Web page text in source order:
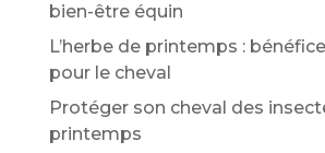
bien-être équin
L’herbe de printemps :
pour le cheval
Protéger son cheval des
printemps